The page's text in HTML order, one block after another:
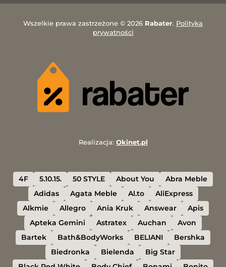
Wszelkie prawa zastrzeżone © 2026 Rabater. Polityka
prywatności
Realizacja: Okinet.pl
4F 5.10.15. 50 STYLE About You
Abra Meble
Adidas
Agata Meble Al.to
AliExpress
Alkmie
Allegro Ania Kruk Answear
Apis
Apteka Gemini
Astratex Auchan
Avon
Bartek
Bath&BodyWorks BELIANI
Bershka
Biedronka
Bielenda
Big Star